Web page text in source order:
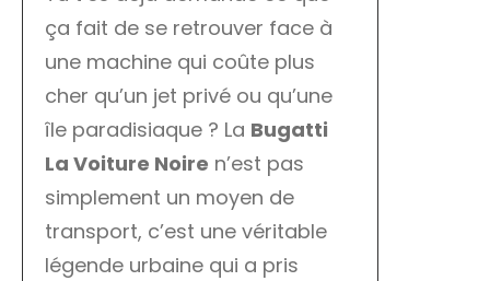
ça fait de se retrouver face à
une machine qui coûte plus
cher qu’un jet privé ou qu’une
île paradisiaque ? La Bugatti
La Voiture Noire n’est pas
simplement un moyen de
transport, c’est une véritable
légende urbaine qui a pris